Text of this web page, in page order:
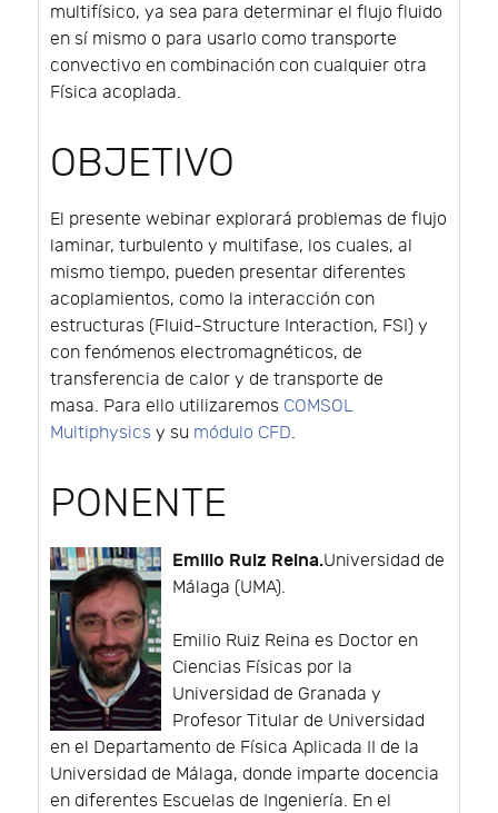
multifísico, ya sea para determinar el flujo fluido
en sí mismo o para usarlo como transporte
convectivo en combinación con cualquier otra
Física acoplada.
OBJETIVO
El presente webinar explorará problemas de flujo
laminar, turbulento y multifase, los cuales, al
mismo tiempo, pueden presentar diferentes
acoplamientos, como la interacción con
estructuras (Fluid-Structure Interaction, FSI) y
con fenómenos electromagnéticos, de
transferencia de calor y de transporte de
masa. Para ello utilizaremos COMSOL
Multiphysics y su módulo CFD.
PONENTE
Emilio Ruiz Reina.Universidad de
Málaga (UMA).
Emilio Ruiz Reina es Doctor en
Ciencias Físicas por la
Universidad de Granada y
Profesor Titular de Universidad
en el Departamento de Física Aplicada II de la
Universidad de Málaga, donde imparte docencia
en diferentes Escuelas de Ingeniería. En el